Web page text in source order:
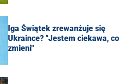
Iga Świątek zrewanżuje się
Ukraince? "Jestem ciekawa, co
zmieni"